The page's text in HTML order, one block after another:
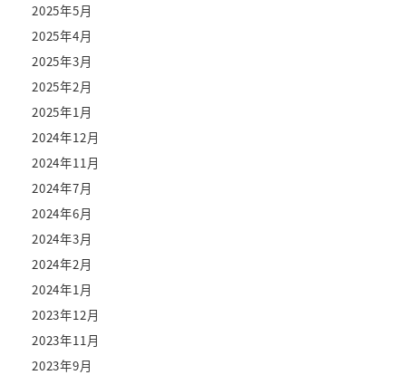
2025年5月
2025年4月
2025年3月
2025年2月
2025年1月
2024年12月
2024年11月
2024年7月
2024年6月
2024年3月
2024年2月
2024年1月
2023年12月
2023年11月
2023年9月